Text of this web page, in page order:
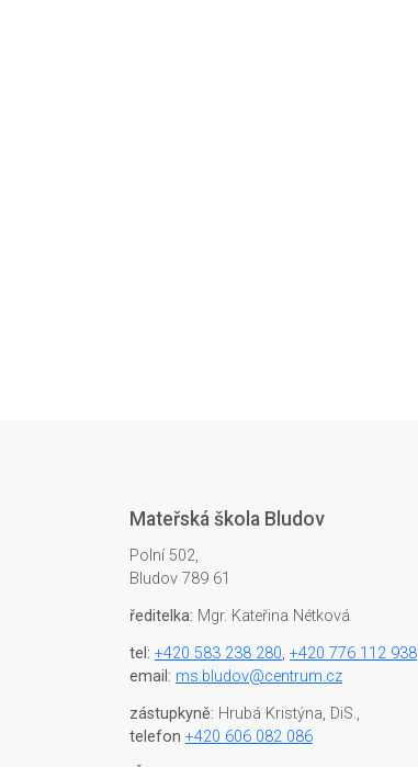
Mateřská škola Bludov
Polní 502,
Bludov 789 61
ředitelka: Mgr. Kateřina Nétková
tel: +420 583 238 280, +420 776 112 938
email: ms.bludov@centrum.cz
zástupkyně: Hrubá Kristýna, DiS.,
telefon +420 606 082 086